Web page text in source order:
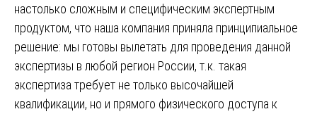
настолько сложным и специфическим экспертным
продуктом, что наша компания приняла принципиальное
решение: мы готовы вылетать для проведения данной
экспертизы в любой регион России, т.к. такая
экспертиза требует не только высочайшей
квалификации, но и прямого физического доступа к